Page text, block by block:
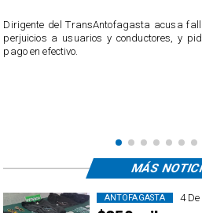
​Dirigente del TransAntofagasta acusa
perjuicios a usuarios y conductores, y
pago en efectivo.
4
ANTOFAGASTA
MÁS